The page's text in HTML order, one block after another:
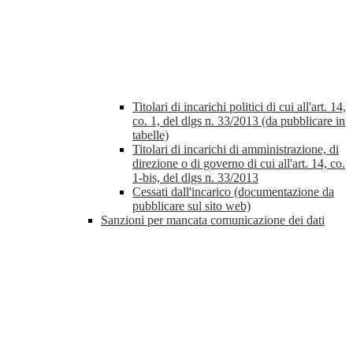
Titolari di incarichi politici di cui all'art. 14,
co. 1, del dlgs n. 33/2013 (da pubblicare in
tabelle)
Titolari di incarichi di amministrazione, di
direzione o di governo di cui all'art. 14, co.
1-bis, del dlgs n. 33/2013
Cessati dall'incarico (documentazione da
pubblicare sul sito web)
Sanzioni per mancata comunicazione dei dati